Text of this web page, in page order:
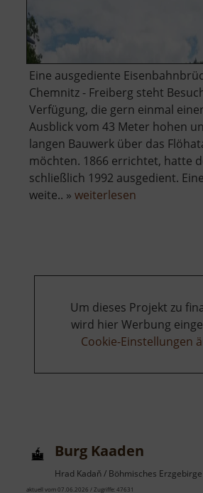
Eine ausgediente
Chemnitz - Freiberg steht
Verfügung, die gern einmal
Ausblick vom 43 Meter hohen
langen Bauwerk über das
möchten. 1866 errichtet, hatte
schließlich 1992 ausgedient.
weite.. » weiterlesen
Um dieses Projekt zu
wird hier Werbung
Cookie-Einstellungen
Burg Kaaden
Hrad Kadaň / Böhmisches Erzgebirge
aktuell vom 07.06.2026 / Zugriffe: 47631